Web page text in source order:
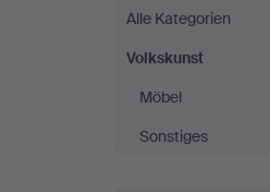
bei
Skånes
Alle Kategorien
Volkskunst
Möbel
Sonstiges